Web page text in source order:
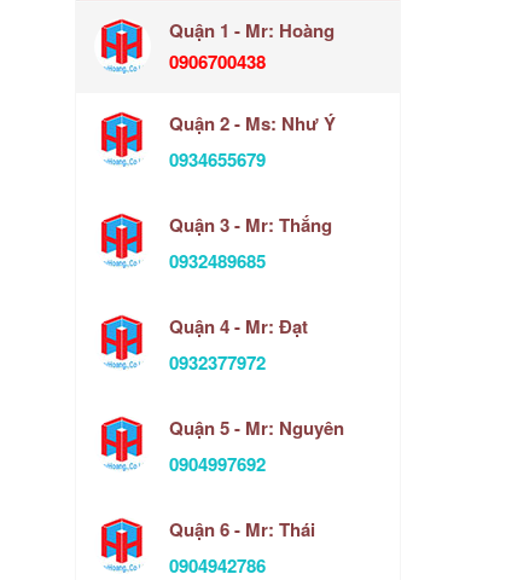
Quận 1 - Mr: Hoàng
0906700438
Quận 2 - Ms: Như Ý
0934655679
Quận 3 - Mr: Thắng
0932489685
Quận 4 - Mr: Đạt
0932377972
Quận 5 - Mr: Nguyên
0904997692
Quận 6 - Mr: Thái
0904942786